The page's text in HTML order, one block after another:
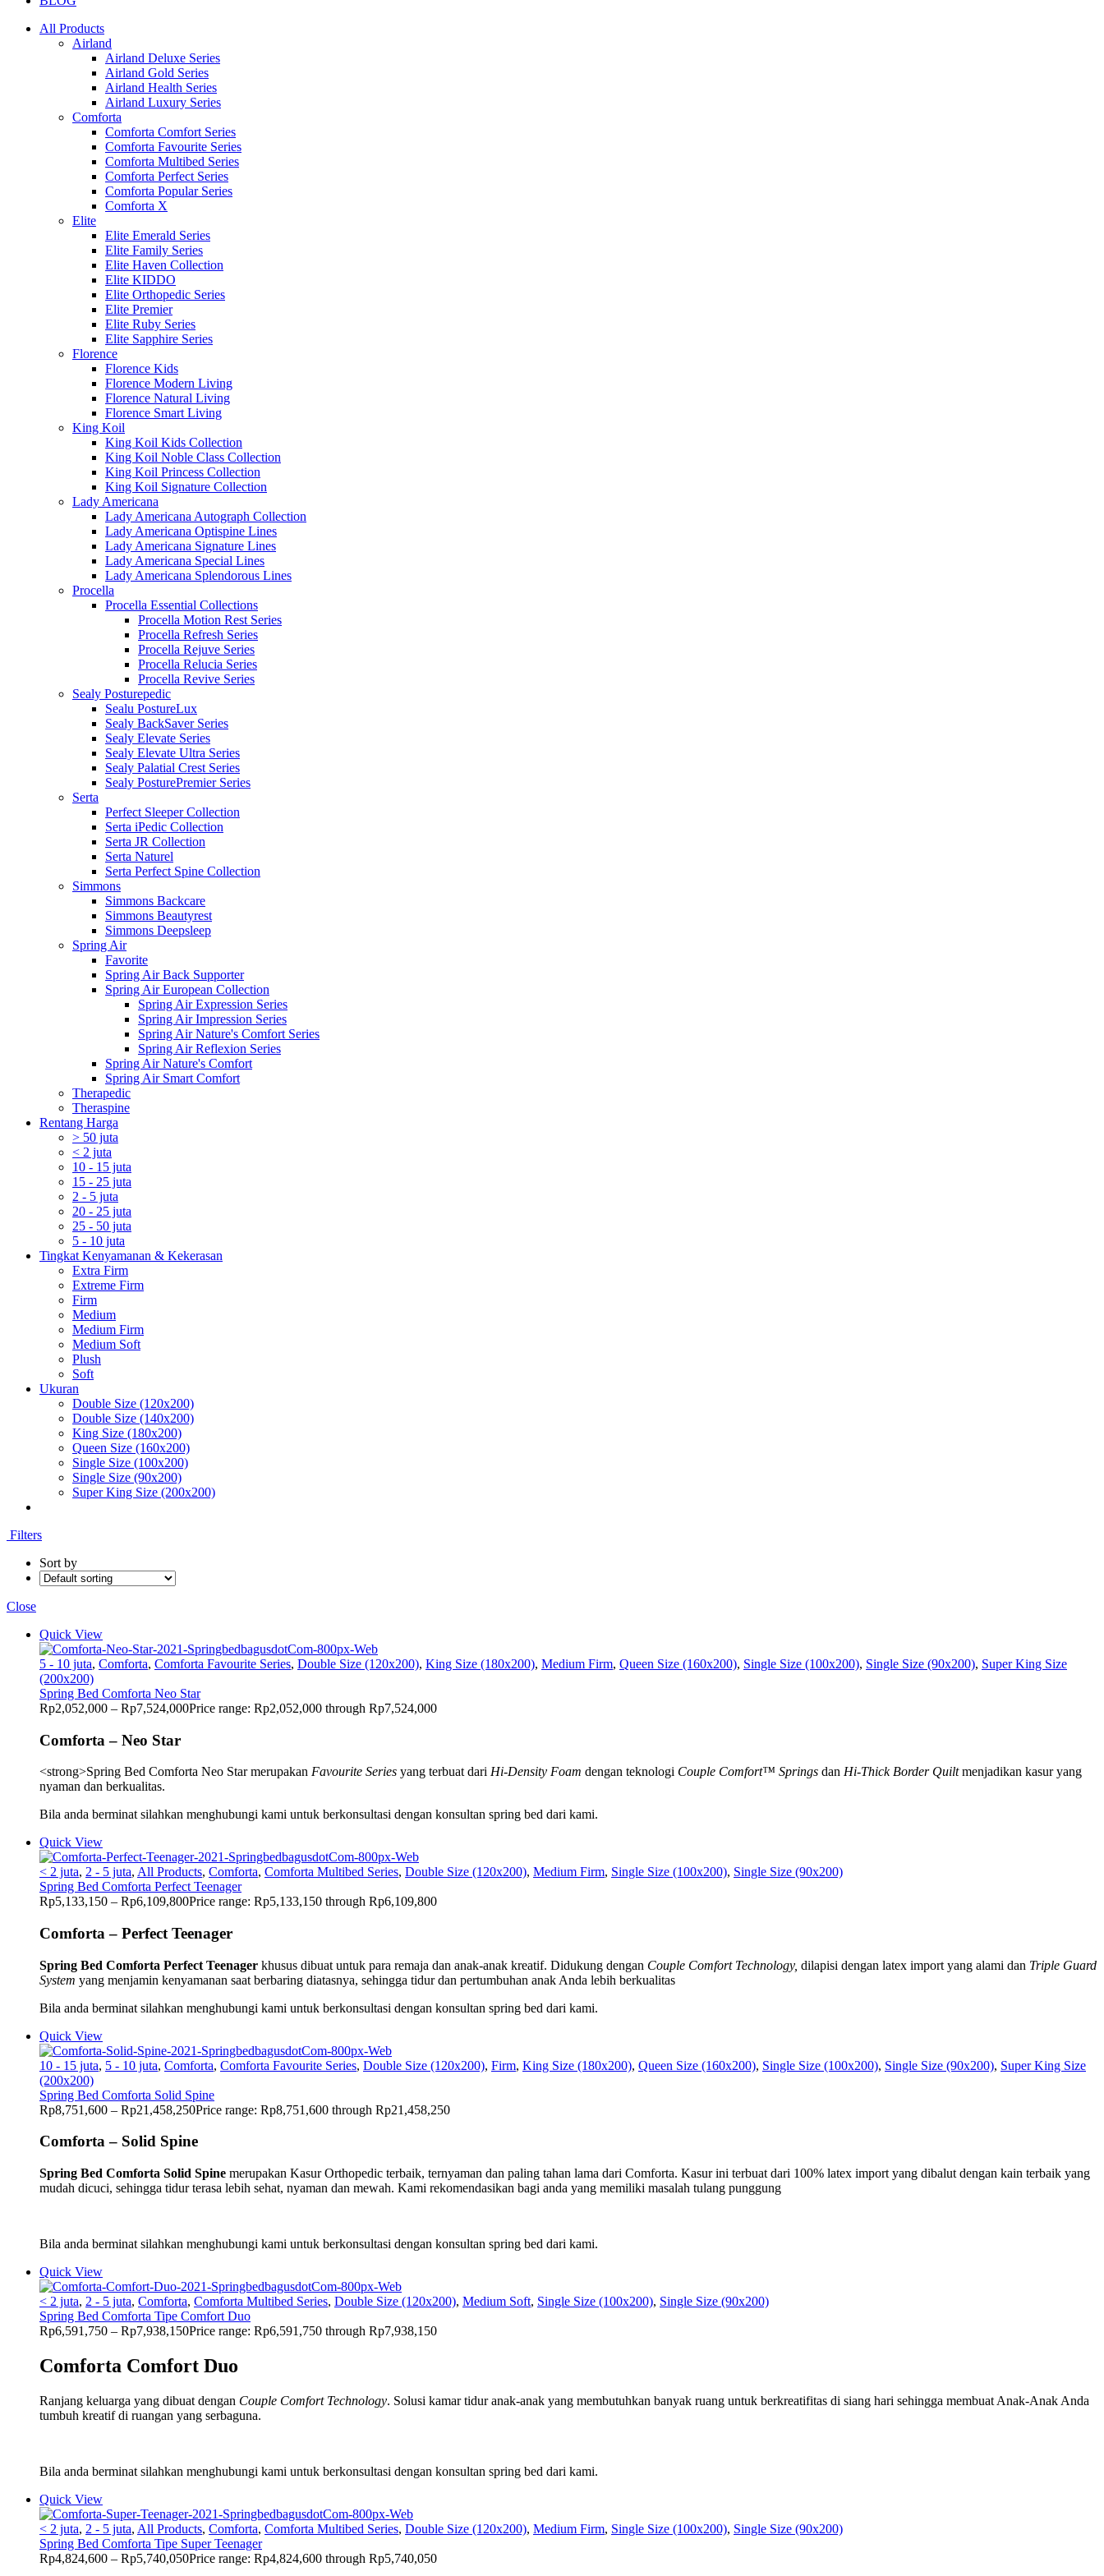
All Products
Airland
Airland Deluxe Series
Airland Gold Series
Airland Health Series
Airland Luxury Series
Comforta
Comforta Comfort Series
Comforta Favourite Series
Comforta Multibed Series
Comforta Perfect Series
Comforta Popular Series
Comforta X
Elite
Elite Emerald Series
Elite Family Series
Elite Haven Collection
Elite KIDDO
Elite Orthopedic Series
Elite Premier
Elite Ruby Series
Elite Sapphire Series
Florence
Florence Kids
Florence Modern Living
Florence Natural Living
Florence Smart Living
King Koil
King Koil Kids Collection
King Koil Noble Class Collection
King Koil Princess Collection
King Koil Signature Collection
Lady Americana
Lady Americana Autograph Collection
Lady Americana Optispine Lines
Lady Americana Signature Lines
Lady Americana Special Lines
Lady Americana Splendorous Lines
Procella
Procella Essential Collections
Procella Motion Rest Series
Procella Refresh Series
Procella Rejuve Series
Procella Relucia Series
Procella Revive Series
Sealy Posturepedic
Sealu PostureLux
Sealy BackSaver Series
Sealy Elevate Series
Sealy Elevate Ultra Series
Sealy Palatial Crest Series
Sealy PosturePremier Series
Serta
Perfect Sleeper Collection
Serta iPedic Collection
Serta JR Collection
Serta Naturel
Serta Perfect Spine Collection
Simmons
Simmons Backcare
Simmons Beautyrest
Simmons Deepsleep
Spring Air
Favorite
Spring Air Back Supporter
Spring Air European Collection
Spring Air Expression Series
Spring Air Impression Series
Spring Air Nature's Comfort Series
Spring Air Reflexion Series
Spring Air Nature's Comfort
Spring Air Smart Comfort
Therapedic
Theraspine
Rentang Harga
> 50 juta
< 2 juta
10 - 15 juta
15 - 25 juta
2 - 5 juta
20 - 25 juta
25 - 50 juta
5 - 10 juta
Tingkat Kenyamanan & Kekerasan
Extra Firm
Extreme Firm
Firm
Medium
Medium Firm
Medium Soft
Plush
Soft
Ukuran
Double Size (120x200)
Double Size (140x200)
King Size (180x200)
Queen Size (160x200)
Single Size (100x200)
Single Size (90x200)
Super King Size (200x200)
Filters
Sort by
Close
Quick View
5 - 10 juta, Comforta, Comforta Favourite Series, Double Size (120x200), King Size (180x200), Medium Firm, Queen Size (160x200), Single Size (100x200), Single Size (90x200), Super King Size
(200x200)
Spring Bed Comforta Neo Star
Rp2,052,000 – Rp7,524,000Price range: Rp2,052,000 through Rp7,524,000
Comforta – Neo Star
<strong>Spring Bed Comforta Neo Star merupakan Favourite Series yang terbuat dari Hi-Density Foam dengan teknologi Couple Comfort™ Springs dan Hi-Thick Border Quiltmenjadikan kasur yang
nyaman dan berkualitas.
Bila anda berminat silahkan menghubungi kami untuk berkonsultasi dengan konsultan spring bed dari kami.
Quick View
< 2 juta, 2 - 5 juta, All Products, Comforta, Comforta Multibed Series, Double Size (120x200), Medium Firm, Single Size (100x200), Single Size (90x200)
Spring Bed Comforta Perfect Teenager
Rp5,133,150 – Rp6,109,800Price range: Rp5,133,150 through Rp6,109,800
Comforta – Perfect Teenager
Spring Bed Comforta Perfect Teenager khusus dibuat untuk para remaja dan anak-anak kreatif. Didukung dengan Couple Comfort Technology, dilapisi dengan latex import yang alami dan Triple Guard
System yang menjamin kenyamanan saat berbaring diatasnya, sehingga tidur dan pertumbuhan anak Anda lebih berkualitas
Bila anda berminat silahkan menghubungi kami untuk berkonsultasi dengan konsultan spring bed dari kami.
Quick View
10 - 15 juta, 5 - 10 juta, Comforta, Comforta Favourite Series, Double Size (120x200), Firm, King Size (180x200), Queen Size (160x200), Single Size (100x200), Single Size (90x200), Super King Size
(200x200)
Spring Bed Comforta Solid Spine
Rp8,751,600 – Rp21,458,250Price range: Rp8,751,600 through Rp21,458,250
Comforta – Solid Spine
Spring Bed Comforta Solid Spine merupakan Kasur Orthopedic terbaik, ternyaman dan paling tahan lama dari Comforta. Kasur ini terbuat dari 100% latex import yang dibalut dengan kain terbaik yang
mudah dicuci, sehingga tidur terasa lebih sehat, nyaman dan mewah. Kami rekomendasikan bagi anda yang memiliki masalah tulang punggung
Bila anda berminat silahkan menghubungi kami untuk berkonsultasi dengan konsultan spring bed dari kami.
Quick View
< 2 juta, 2 - 5 juta, Comforta, Comforta Multibed Series, Double Size (120x200), Medium Soft, Single Size (100x200), Single Size (90x200)
Spring Bed Comforta Tipe Comfort Duo
Rp6,591,750 – Rp7,938,150Price range: Rp6,591,750 through Rp7,938,150
Comforta Comfort Duo
Ranjang keluarga yang dibuat dengan Couple Comfort Technology. Solusi kamar tidur anak-anak yang membutuhkan banyak ruang untuk berkreatifitas di siang hari sehingga membuat Anak-Anak Anda
tumbuh kreatif di ruangan yang serbaguna.
Bila anda berminat silahkan menghubungi kami untuk berkonsultasi dengan konsultan spring bed dari kami.
Quick View
< 2 juta, 2 - 5 juta, All Products, Comforta, Comforta Multibed Series, Double Size (120x200), Medium Firm, Single Size (100x200), Single Size (90x200)
Spring Bed Comforta Tipe Super Teenager
Rp4,824,600 – Rp5,740,050Price range: Rp4,824,600 through Rp5,740,050